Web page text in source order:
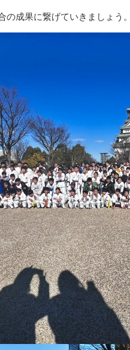
の成果に繋げていきましょう。